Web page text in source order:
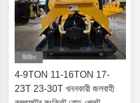
ভিডিও
4-9TON 11-16TON 17-
23T 23-30T খননকারী জলবাহী